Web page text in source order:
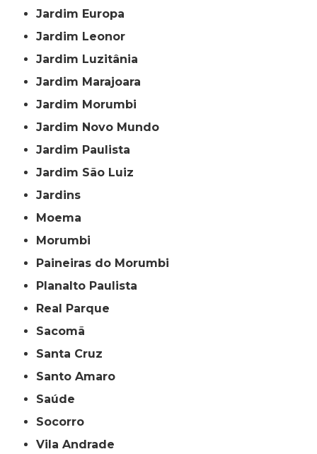
Jardim Europa
Jardim Leonor
Jardim Luzitânia
Jardim Marajoara
Jardim Morumbi
Jardim Novo Mundo
Jardim Paulista
Jardim São Luiz
Jardins
Moema
Morumbi
Paineiras do Morumbi
Planalto Paulista
Real Parque
Sacomã
Santa Cruz
Santo Amaro
Saúde
Socorro
Vila Andrade